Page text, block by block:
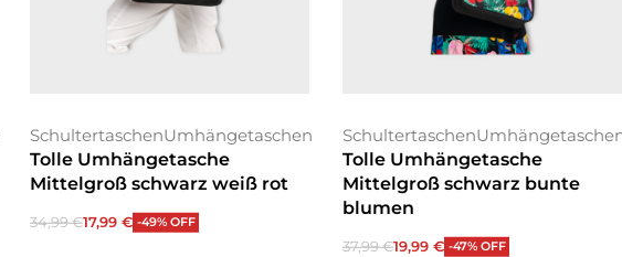
SchultertaschenUmhängetaschen
Tolle Umhängetasche
Mittelgroß schwarz weiß rot
34,99€17,99 € -49% OFF
Schultertaschen
Tolle Umhängetasche
Mittelgroß schwarz bunte
blumen
37,99€19,99 € -47% OFF